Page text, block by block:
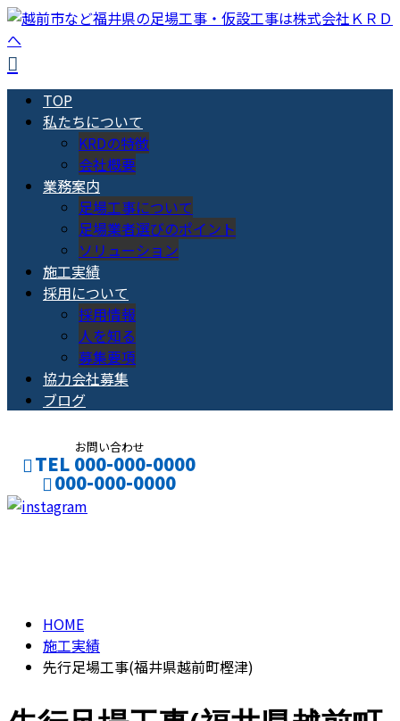
TOP
私たちについて
KRDの特徴
会社概要
業務案内
足場工事について
足場業者選びのポイント
ソリューション
施工実績
採用について
採用情報
人を知る
募集要項
協力会社募集
ブログ
お問い合わせ
TEL 000-000-0000
000-000-0000
HOME
施工実績
先行足場工事(福井県越前町樫津)